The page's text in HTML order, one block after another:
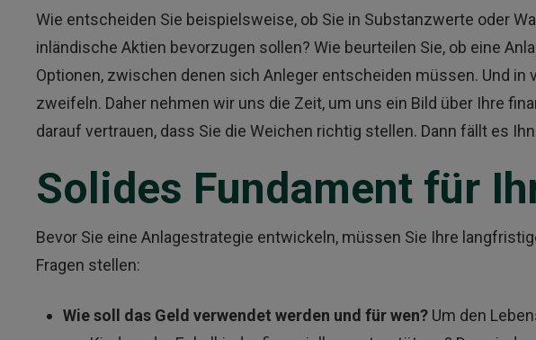
Wie entscheiden Sie beispielsweise, ob Sie in Substanzwerte oder
inländische Aktien bevorzugen sollen? Wie beurteilen Sie, ob eine
Optionen, zwischen denen sich Anleger entscheiden müssen. Und
zweifeln. Daher nehmen wir uns die Zeit, um uns ein Bild über Ihre
darauf vertrauen, dass Sie die Weichen richtig stellen. Dann fällt es
Solides Fundament für
Bevor Sie eine Anlagestrategie entwickeln, müssen Sie Ihre
Fragen stellen:
Wie soll das Geld verwendet werden und für wen? Um den